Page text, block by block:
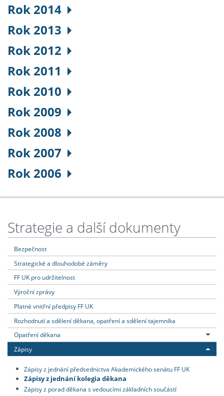
Rok 2014
Rok 2013
Rok 2012
Rok 2011
Rok 2010
Rok 2009
Rok 2008
Rok 2007
Rok 2006
Strategie a další dokumenty
Bezpečnost
Strategické a dlouhodobé záměry
FF UK pro udržitelnost
Výroční zprávy
Platné vnitřní předpisy FF UK
Rozhodnutí a sdělení děkana, opatření a sdělení tajemníka
Opatření děkana
Zápisy
Zápisy z jednání předsednictva Akademického senátu FF UK
Zápisy z jednání kolegia děkana
Zápisy z porad děkana s vedoucími základních součástí